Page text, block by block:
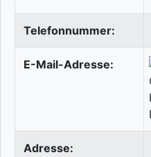
Telefonnummer:
E-Mail-Adresse:
Adresse: